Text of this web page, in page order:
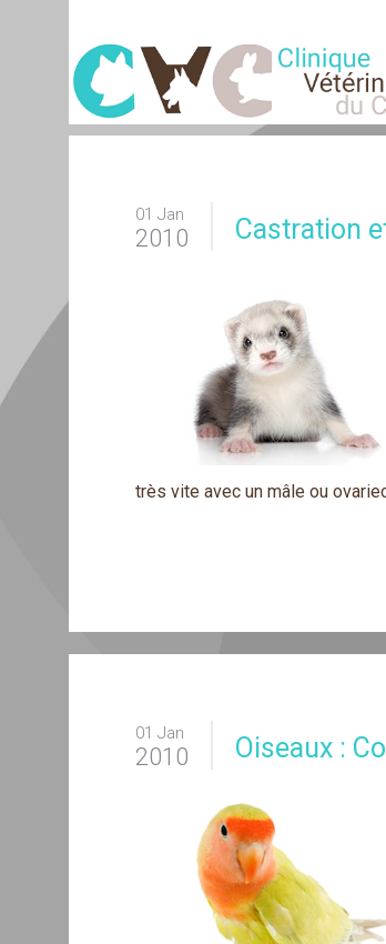
01 Jan
2010 Castration
très vite avec un mâle ou
01 Jan
2010 Oiseaux :